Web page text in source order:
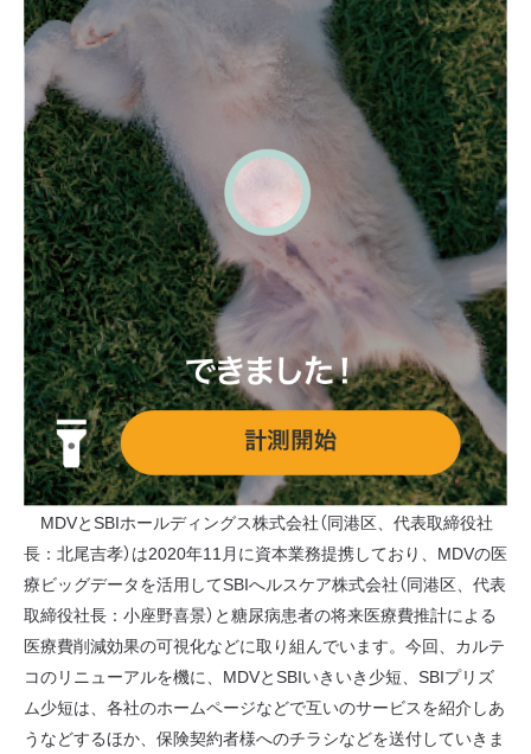
MDVとSBIホールディングス株式会社（同港区、代表取締役社
長：北尾吉孝）は2020年11月に資本業務提携しており、MDVの医
療ビッグデータを活用してSBIへルスケア株式会社（同港区、代表
取締役社長：小座野喜景）と糖尿病患者の将来医療費推計による
医療費削減効果の可視化などに取り組んでいます。今回、カルテ
コのリニューアルを機に、MDVとSBIいきいき少短、SBIプリズ
ム少短は、各社のホームページなどで互いのサービスを紹介しあ
うなどするほか、保険契約者様へのチラシなどを送付していきま